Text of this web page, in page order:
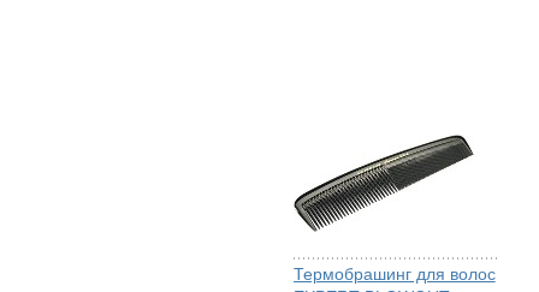
Термобрашинг для волос